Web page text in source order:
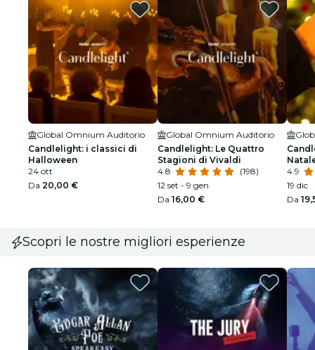
Global Omnium Auditorio
Candlelight: i classici di
Halloween
24 ott
Da 20,00 €
Global Omnium Auditorio
Candlelight: Le Quattro
Stagioni di Vivaldi
4.8
(198)
12 set - 9 gen
Da 16,00 €
4.9
19 dic
Da
Scopri le nostre migliori esperienze